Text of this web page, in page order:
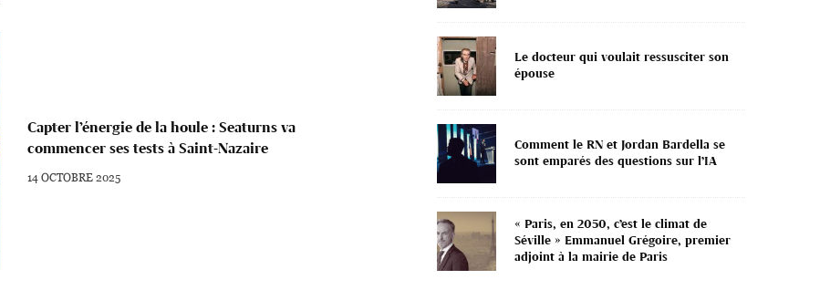
Capter l’énergie de la houle : Seaturns va
commencer ses tests à Saint-Nazaire
14 OCTOBRE 2025
Le docteur qui voulait ressusciter son
épouse
Comment le RN et Jordan Bardella se
sont emparés des questions sur l’IA
« Paris, en 2050, c’est le climat de
Séville » Emmanuel Grégoire, premier
adjoint à la mairie de Paris